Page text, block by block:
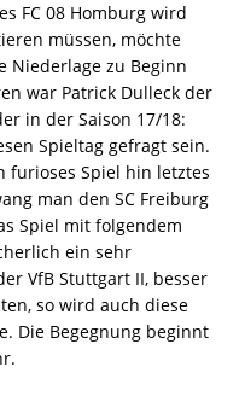
FC 08 Homburg wird
müssen, möchte
Niederlage zu Beginn
war Patrick Dulleck der
in der Saison 17/18:
Spieltag gefragt sein.
furioses Spiel hin letztes
man den SC Freiburg
Spiel mit folgendem
ein sehr
VfB Stuttgart II, besser
so wird auch diese
Die Begegnung beginnt